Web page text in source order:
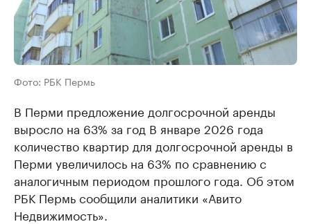
Фото: РБК Пермь
В Перми предложение долгосрочной аренды
выросло на 63% за год В январе 2026 года
количество квартир для долгосрочной аренды в
Перми увеличилось на 63% по сравнению с
аналогичным периодом прошлого года. Об этом
РБК Пермь сообщили аналитики «Авито
Недвижимость».